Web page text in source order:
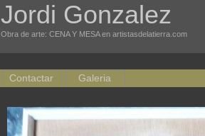
Jordi Gonzalez
Obra de arte: CENA Y MESA en artistasdelatierra.com
Contactar Galeria